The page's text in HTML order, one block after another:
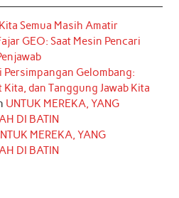
Semua Masih Amatir
GEO: Saat Mesin Pencari
Persimpangan Gelombang:
dan Tanggung Jawab Kita
UNTUK MEREKA, YANG
DI BATIN
MEREKA, YANG
DI BATIN